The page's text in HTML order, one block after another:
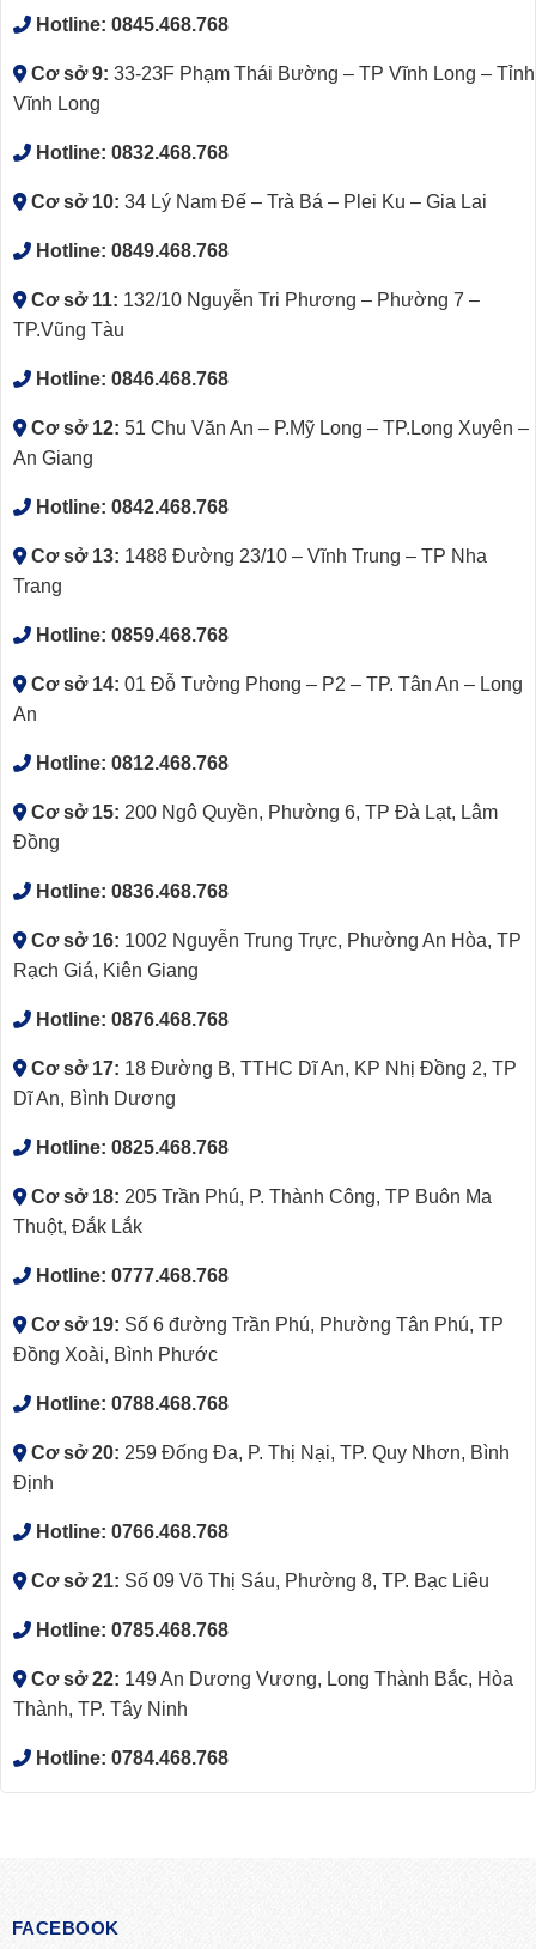
Hotline: 0845.468.768
Cơ sở 9: 33-23F Phạm Thái Bường – TP Vĩnh Long – Tỉnh
Vĩnh Long
Hotline: 0832.468.768
Cơ sở 10: 34 Lý Nam Đế – Trà Bá – Plei Ku – Gia Lai
Hotline: 0849.468.768
Cơ sở 11: 132/10 Nguyễn Tri Phương – Phường 7 –
TP.Vũng Tàu
Hotline: 0846.468.768
Cơ sở 12: 51 Chu Văn An – P.Mỹ Long – TP.Long Xuyên –
An Giang
Hotline: 0842.468.768
Cơ sở 13: 1488 Đường 23/10 – Vĩnh Trung – TP Nha
Trang
Hotline: 0859.468.768
Cơ sở 14: 01 Đỗ Tường Phong – P2 – TP. Tân An – Long
An
Hotline: 0812.468.768
Cơ sở 15: 200 Ngô Quyền, Phường 6, TP Đà Lạt, Lâm
Đồng
Hotline: 0836.468.768
Cơ sở 16: 1002 Nguyễn Trung Trực, Phường An Hòa, TP
Rạch Giá, Kiên Giang
Hotline: 0876.468.768
Cơ sở 17: 18 Đường B, TTHC Dĩ An, KP Nhị Đồng 2, TP
Dĩ An, Bình Dương
Hotline: 0825.468.768
Cơ sở 18: 205 Trần Phú, P. Thành Công, TP Buôn Ma
Thuột, Đắk Lắk
Hotline: 0777.468.768
Cơ sở 19: Số 6 đường Trần Phú, Phường Tân Phú, TP
Đồng Xoài, Bình Phước
Hotline: 0788.468.768
Cơ sở 20: 259 Đống Đa, P. Thị Nại, TP. Quy Nhơn, Bình
Định
Hotline: 0766.468.768
Cơ sở 21: Số 09 Võ Thị Sáu, Phường 8, TP. Bạc Liêu
Hotline: 0785.468.768
Cơ sở 22: 149 An Dương Vương, Long Thành Bắc, Hòa
Thành, TP. Tây Ninh
Hotline: 0784.468.768
FACEBOOK